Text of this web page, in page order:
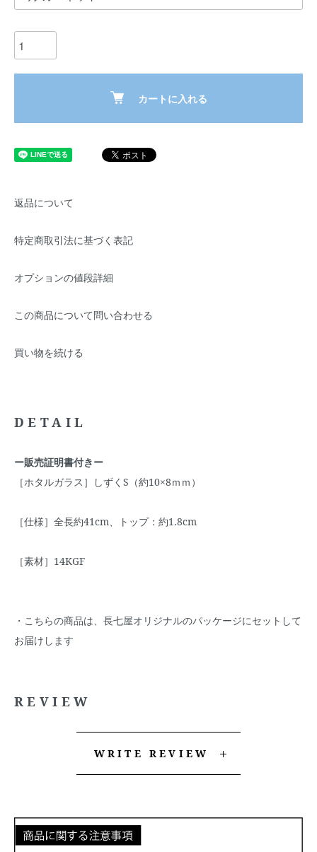
カートに入れる
返品について
特定商取引法に基づく表記
オプションの値段詳細
この商品について問い合わせる
買い物を続ける
DETAIL
ー販売証明書付きー
［ホタルガラス］しずくS（約10×8ｍｍ）
［仕様］全長約41cm、トップ：約1.8cm
［素材］14KGF
・こちらの商品は、長七屋オリジナルのパッケージにセットして
お届けします
REVIEW
WRITE REVIEW